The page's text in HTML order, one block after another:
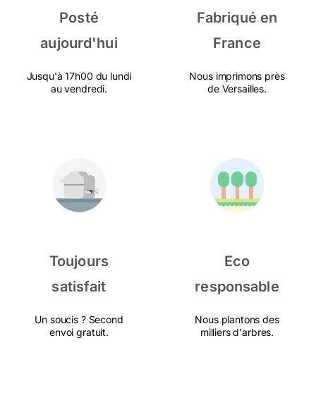
Posté
aujourd'hui
Jusqu'à 17h00 du lundi
au vendredi.
Fabriqué en
France
Nous imprimons près
de Versailles.
Toujours
satisfait
Un soucis ? Second
envoi gratuit.
Eco
responsable
Nous plantons des
milliers d'arbres.